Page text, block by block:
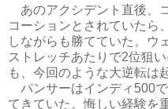
あのアクシデント直後、
コーションとされていたら
しながらも勝てていた。ウ
ストレッチあたりで2位狙
も、今回のような大逆転は
パンサーはインディ500
てきていた。悔しい経験を